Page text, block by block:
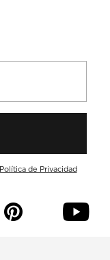
Política de Privacidad
p y